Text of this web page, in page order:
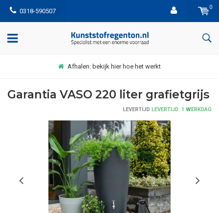
0318-590507
0
Afhalen: bekijk hier hoe het werkt
Garantia VASO 220 liter grafietgrijs
LEVERTIJD LEVERTIJD: 1 WERKDAG